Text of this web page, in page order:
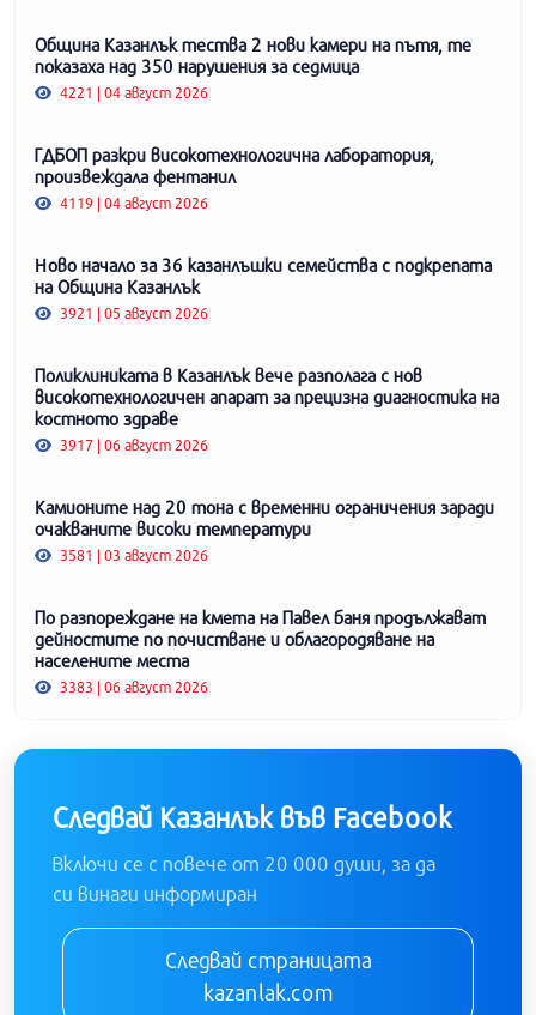
Община Казанлък тества 2 нови камери на пътя, те
показаха над 350 нарушения за седмица
4221 | 04 август 2026
ГДБОП разкри високотехнологична лаборатория,
произвеждала фентанил
4119 | 04 август 2026
Ново начало за 36 казанлъшки семейства с подкрепата
на Община Казанлък
3921 | 05 август 2026
Поликлиниката в Казанлък вече разполага с нов
високотехнологичен апарат за прецизна диагностика на
костното здраве
3917 | 06 август 2026
Камионите над 20 тона с временни ограничения заради
очакваните високи температури
3581 | 03 август 2026
По разпореждане на кмета на Павел баня продължават
дейностите по почистване и облагородяване на
населените места
3383 | 06 август 2026
Следвай Казанлък във Facebook
Включи се с повече от 20 000 души, за да
си винаги информиран
Следвай страницата
kazanlak.com